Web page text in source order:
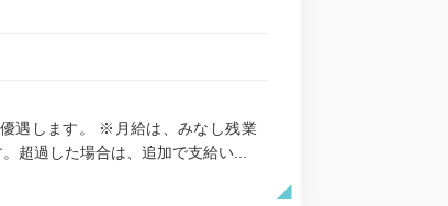
遇します。 ※月給は、みなし残業
超過した場合は、追加で支給い...